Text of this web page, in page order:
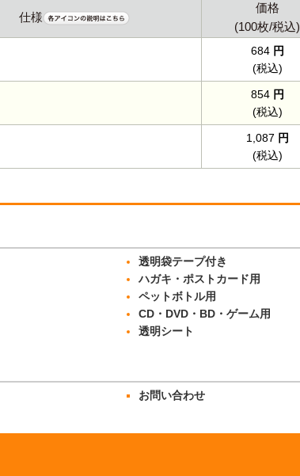
仕様
価格
(100枚/税込)
684 円
(税込)
854 円
(税込)
1,087 円
(税込)
透明袋テープ付き
ハガキ・ポストカード用
ペットボトル用
CD・DVD・BD・ゲーム用
透明シート
お問い合わせ